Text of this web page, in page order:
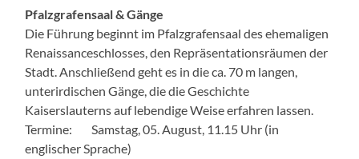
Pfalzgrafensaal & Gänge
Die Führung beginnt im Pfalzgrafensaal des ehemaligen
Renaissanceschlosses, den Repräsentationsräumen der
Stadt. Anschließend geht es in die ca. 70 m langen,
unterirdischen Gänge, die die Geschichte
Kaiserslauterns auf lebendige Weise erfahren lassen.
Termine: Samstag, 05. August, 11.15 Uhr (in
englischer Sprache)